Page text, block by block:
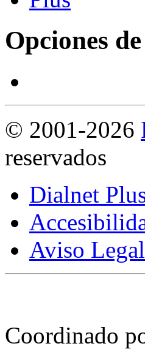
Opciones
© 2001-2026
reservados
Dialnet
Aviso Legal
Coordinado